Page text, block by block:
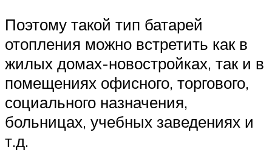
Поэтому такой тип батарей
отопления можно встретить как в
жилых домах-новостройках, так и в
помещениях офисного, торгового,
социального назначения,
больницах, учебных заведениях и
т.д.